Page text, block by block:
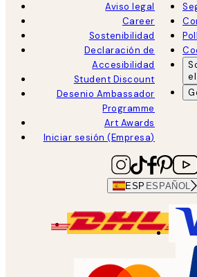
Aviso legal
Career
Sostenibilidad
Declaración de
Accesibilidad
Student Discount
Desenio Ambassador
Programme
Art Awards
Iniciar sesión (Empresa)
ESP ESPAÑOL